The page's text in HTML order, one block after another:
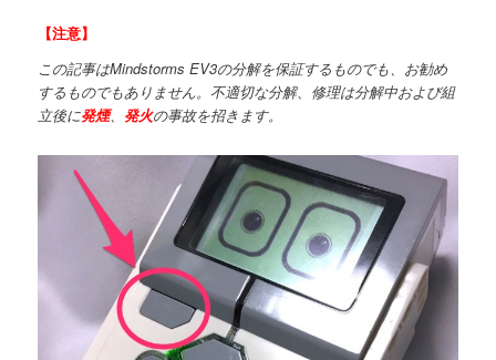
【注意】
この記事はMindstorms EV3の分解を保証するものでも、お勧め
するものでもありません。不適切な分解、修理は分解中および組
立後に発煙、 発火の事故を招きます。